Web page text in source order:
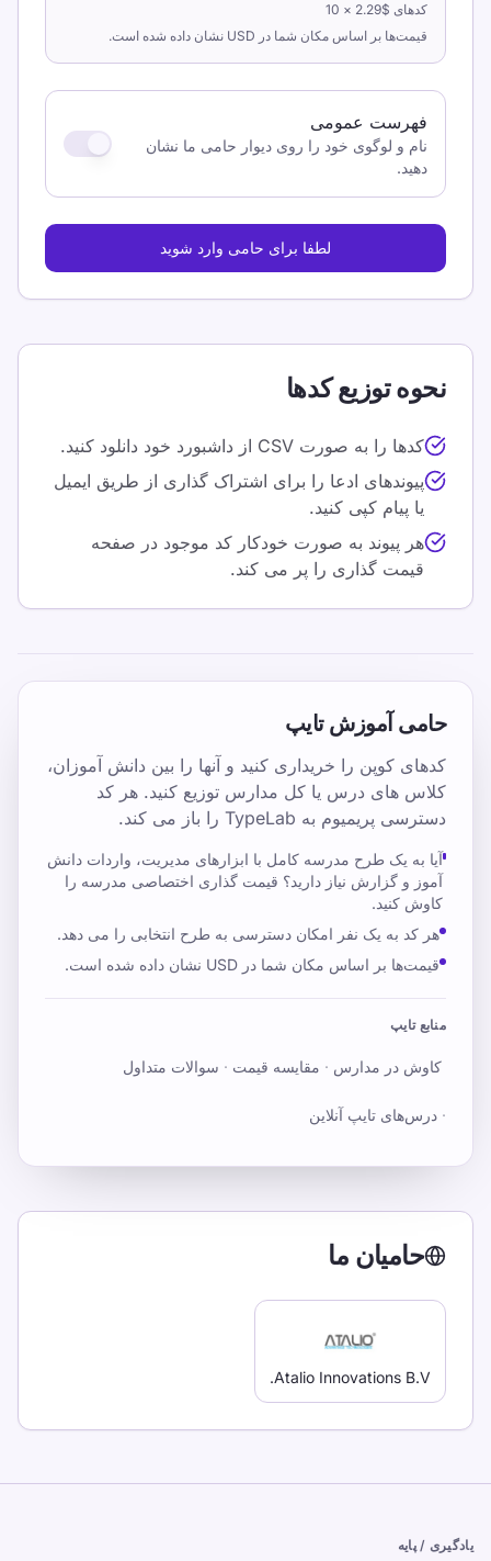
کدهای $2.29 × 10
قیمت‌ها بر اساس مکان شما در USD نشان داده شده است.
فهرست عمومی
نام و لوگوی خود را روی دیوار حامی ما نشان
دهید.
لطفا برای حامی وارد شوید
نحوه توزیع کدها
کدها را به صورت CSV از داشبورد خود دانلود کنید.
پیوندهای ادعا را برای اشتراک گذاری از طریق ایمیل
یا پیام کپی کنید.
هر پیوند به صورت خودکار کد موجود در صفحه
قیمت گذاری را پر می کند.
حامی آموزش تایپ
کدهای کوپن را خریداری کنید و آنها را بین دانش آموزان،
کلاس های درس یا کل مدارس توزیع کنید. هر کد
دسترسی پریمیوم به TypeLab را باز می کند.
آیا به یک طرح مدرسه کامل با ابزارهای مدیریت، واردات دانش
آموز و گزارش نیاز دارید؟ قیمت گذاری اختصاصی مدرسه را
کاوش کنید.
هر کد به یک نفر امکان دسترسی به طرح انتخابی را می دهد.
قیمت‌ها بر اساس مکان شما در USD نشان داده شده است.
منابع تایپ
کاوش در مدارس · مقایسه قیمت · سوالات متداول
· درس‌های تایپ آنلاین
حامیان ما
Atalio Innovations B.V.
یادگیری / پایه